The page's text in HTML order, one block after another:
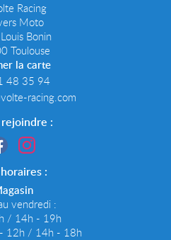
Racing
Moto
Bonin
Toulouse
la carte
48 35 94
:
:
vendredi :
/ 14h - 19h
12h / 14h - 18h